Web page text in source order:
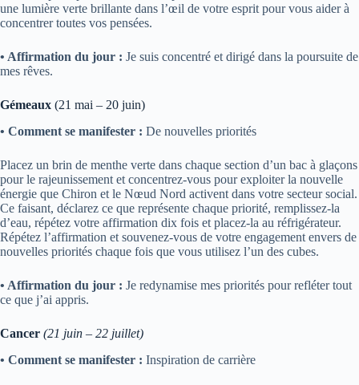
une lumière verte brillante dans l’œil de votre esprit pour vous aider à
concentrer toutes vos pensées.
• Affirmation du jour : Je suis concentré et dirigé dans la poursuite de
mes rêves.
Gémeaux (21 mai – 20 juin)
• Comment se manifester : De nouvelles priorités
Placez un brin de menthe verte dans chaque section d’un bac à glaçons
pour le rajeunissement et concentrez-vous pour exploiter la nouvelle
énergie que Chiron et le Nœud Nord activent dans votre secteur social.
Ce faisant, déclarez ce que représente chaque priorité, remplissez-la
d’eau, répétez votre affirmation dix fois et placez-la au réfrigérateur.
Répétez l’affirmation et souvenez-vous de votre engagement envers de
nouvelles priorités chaque fois que vous utilisez l’un des cubes.
• Affirmation du jour : Je redynamise mes priorités pour refléter tout
ce que j’ai appris.
Cancer (21 juin – 22 juillet)
• Comment se manifester : Inspiration de carrière